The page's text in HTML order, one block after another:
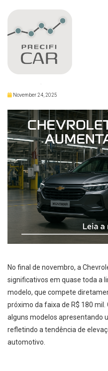
Chevrolet
Preços
November 24, 2025
No final de novembro, a
significativos em quase toda a
modelo, que compete
próximo da faixa de R$ 180
alguns modelos apresentando
refletindo a tendência de
automotivo.